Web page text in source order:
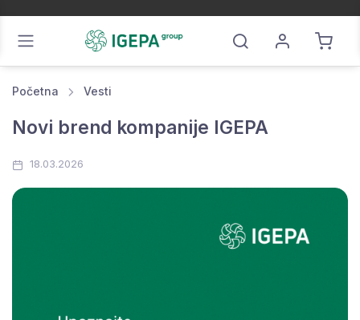
Početna Vesti
Novi brend kompanije IGEPA
18.03.2026